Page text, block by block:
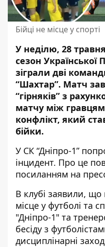
Бійці не місце у спорті
У неділю, 28
сезон Української
зіграли дві
“Шахтар”. Матч
“гірняків” з
матчу між
конфлікт, який
бійки.
У СК “Дніпро-1”
інцидент. Про це
посиланням на
В клубі заявили,
місце у футболі та
"Дніпро-1" та
бесіду з
дисциплінарні